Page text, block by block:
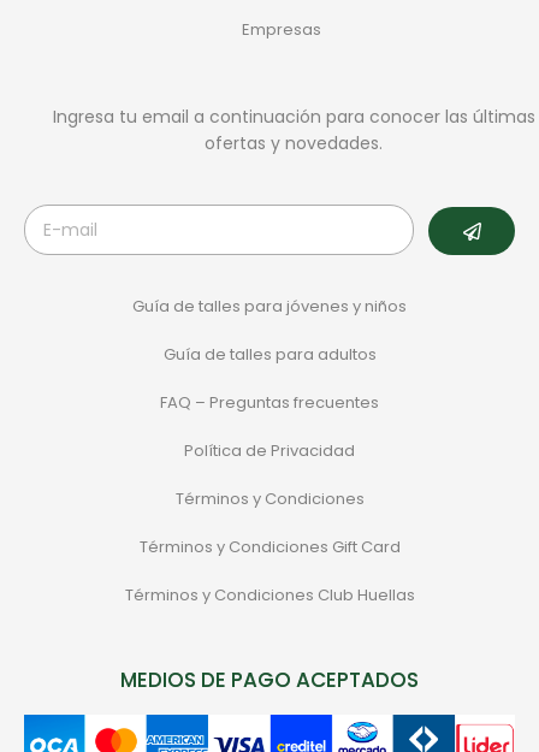
Empresas
Ingresa tu email a continuación para conocer las últimas
ofertas y novedades.
Guía de talles para jóvenes y niños
Guía de talles para adultos
FAQ – Preguntas frecuentes
Política de Privacidad
Términos y Condiciones
Términos y Condiciones Gift Card
Términos y Condiciones Club Huellas
MEDIOS DE PAGO ACEPTADOS